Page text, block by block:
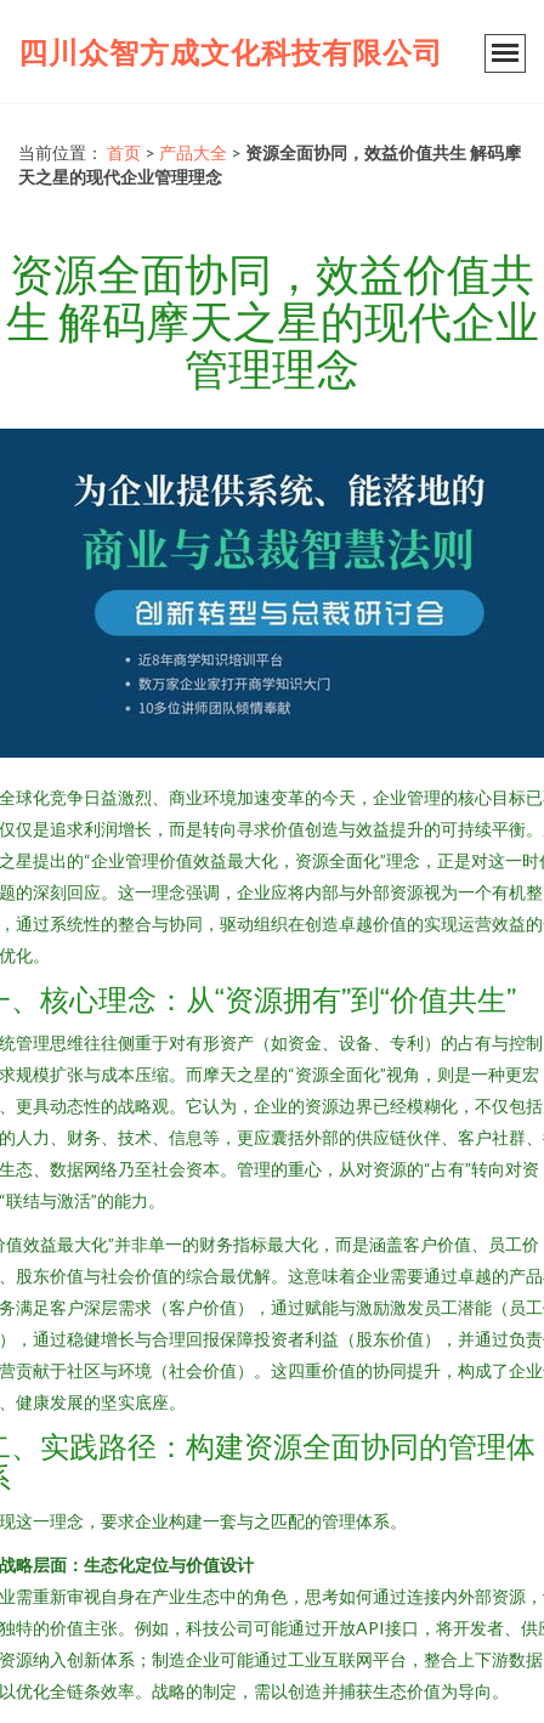
四川众智方成文化科技有限公司
当前位置： 首页 > 产品大全 > 资源全面协同，效益价值共生 解码摩
天之星的现代企业管理理念
资源全面协同，效益价值共
生 解码摩天之星的现代企业
管理理念
球化竞争日益激烈、商业环境加速变革的今天，企业管理的核心目标
仅是追求利润增长，而是转向寻求价值创造与效益提升的可持续平衡
星提出的“企业管理价值效益最大化，资源全面化”理念，正是对这一时
的深刻回应。这一理念强调，企业应将内部与外部资源视为一个有机整
通过系统性的整合与协同，驱动组织在创造卓越价值的实现运营效益
化。
、核心理念：从“资源拥有”到“价值共生”
管理思维往往侧重于对有形资产（如资金、设备、专利）的占有与控
规模扩张与成本压缩。而摩天之星的“资源全面化”视角，则是一种更宏
更具动态性的战略观。它认为，企业的资源边界已经模糊化，不仅包
人力、财务、技术、信息等，更应囊括外部的供应链伙伴、客户社群
态、数据网络乃至社会资本。管理的重心，从对资源的“占有”转向对资
联结与激活”的能力。
值效益最大化”并非单一的财务指标最大化，而是涵盖客户价值、员工价
股东价值与社会价值的综合最优解。这意味着企业需要通过卓越的产
满足客户深层需求（客户价值），通过赋能与激励激发员工潜能（员
，通过稳健增长与合理回报保障投资者利益（股东价值），并通过负
贡献于社区与环境（社会价值）。这四重价值的协同提升，构成了企
健康发展的坚实底座。
、实践路径：构建资源全面协同的管理体
这一理念，要求企业构建一套与之匹配的管理体系。
略层面：生态化定位与价值设计
需重新审视自身在产业生态中的角色，思考如何通过连接内外部资源
特的价值主张。例如，科技公司可能通过开放API接口，将开发者、供
源纳入创新体系；制造企业可能通过工业互联网平台，整合上下游数
优化全链条效率。战略的制定，需以创造并捕获生态价值为导向。